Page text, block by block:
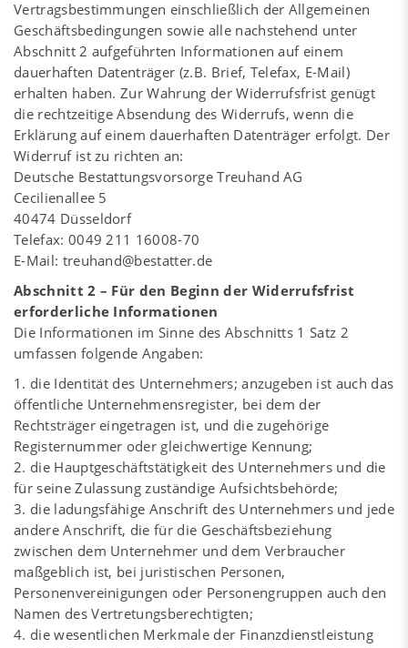
Vertragsbestimmungen einschließlich der Allgemeinen
Geschäftsbedingungen sowie alle nachstehend unter
Abschnitt 2 aufgeführten Informationen auf einem
dauerhaften Datenträger (z.B. Brief, Telefax, E-Mail)
erhalten haben. Zur Wahrung der Widerrufsfrist genügt
die rechtzeitige Absendung des Widerrufs, wenn die
Erklärung auf einem dauerhaften Datenträger erfolgt. Der
Widerruf ist zu richten an:
Deutsche Bestattungsvorsorge Treuhand AG
Cecilienallee 5
40474 Düsseldorf
Telefax: 0049 211 16008-70
E-Mail: treuhand@bestatter.de
Abschnitt 2 – Für den Beginn der Widerrufsfrist
erforderliche Informationen
Die Informationen im Sinne des Abschnitts 1 Satz 2
umfassen folgende Angaben:
1. die Identität des Unternehmers; anzugeben ist auch das
öffentliche Unternehmensregister, bei dem der
Rechtsträger eingetragen ist, und die zugehörige
Registernummer oder gleichwertige Kennung;
2. die Hauptgeschäftstätigkeit des Unternehmers und die
für seine Zulassung zuständige Aufsichtsbehörde;
3. die ladungsfähige Anschrift des Unternehmers und jede
andere Anschrift, die für die Geschäftsbeziehung
zwischen dem Unternehmer und dem Verbraucher
maßgeblich ist, bei juristischen Personen,
Personenvereinigungen oder Personengruppen auch den
Namen des Vertretungsberechtigten;
4. die wesentlichen Merkmale der Finanzdienstleistung